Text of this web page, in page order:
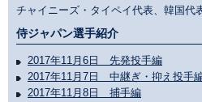
チャイニーズ・タイペイ代表、韓国代
侍ジャパン選手紹介
2017年11月6日 先発投手編
2017年11月7日 中継ぎ・抑え投手
2017年11月8日 捕手編